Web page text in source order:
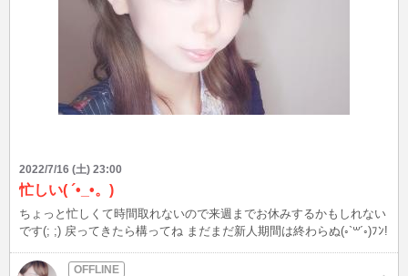
2022/7/16 (土) 23:00
忙しい( ´•_•。)
ちょっと忙しくて時間取れないので来週までお休みするかもしれない
です(; ;) 戻ってきたら構ってね まだまだ新人期間は終わらぬ(◦`꒳´◦)ﾌﾝ!